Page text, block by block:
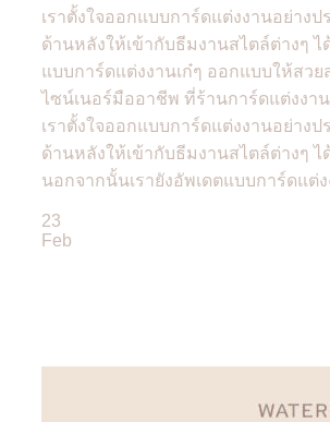
เราตั้งใจออกแบบการ์ดแต่งงานอย่าง
ด้านหลังให้เข้ากับธีมงานสไตล์ต่างๆ ไ
แบบการ์ดแต่งงานเก๋ๆ ออกแบบให้สว
ไซน์เนอร์มืออาชีพ ที่ร้านการ์ดแต่งงาน
เราตั้งใจออกแบบการ์ดแต่งงานอย่าง
ด้านหลังให้เข้ากับธีมงานสไตล์ต่างๆ ไ
นอกจากนั้นเรายังอัพเดตแบบการ์ดแต่
23
Feb